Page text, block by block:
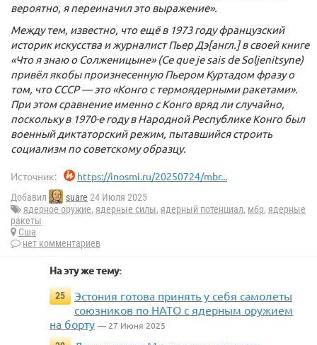
вероятно, я переиначил это выражение».
Между тем, известно, что ещё в 1973 году французский
историк искусства и журналист Пьер Дэ[англ.] в своей книге
«Что я знаю о Солженицыне» (Ce que je sais de Soljenitsyne)
привёл якобы произнесенную Пьером Куртадом фразу о
том, что СССР — это «Конго с термоядерными ракетами».
При этом сравнение именно с Конго вряд ли случайно,
поскольку в 1970-е году в Народной Республике Конго был
военный диктаторский режим, пытавшийся строить
социализм по советскому образцу.
Источник: https://inosmi.ru/20250724/mbr...
Добавил suare 24 Июля 2025
ядерное оружие, ядерные силы, ядерный потенциал, мбр, ядерные
ракеты
Сша
нет комментариев
На эту же тему:
25
Эстония готова принять у себя самолеты
союзников по НАТО с ядерным оружием
на борту — 27 Июня 2025